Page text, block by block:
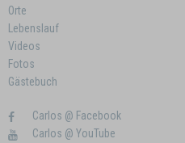
Orte
Lebenslauf
Videos
Fotos
Gästebuch
Carlos @ Facebook
Carlos @ YouTube